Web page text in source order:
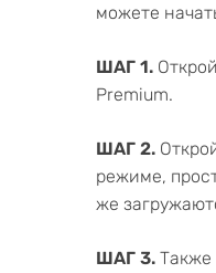
можете
ШАГ 1.
Premium.
ШАГ 2.
режиме,
же
ШАГ 3. Также